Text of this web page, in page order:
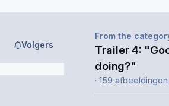
Volgers
From the
Trailer 4:
doing?"
· 159 afbeeldingen